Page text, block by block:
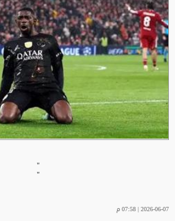
"
"
2026-06-07 | 07:58 م